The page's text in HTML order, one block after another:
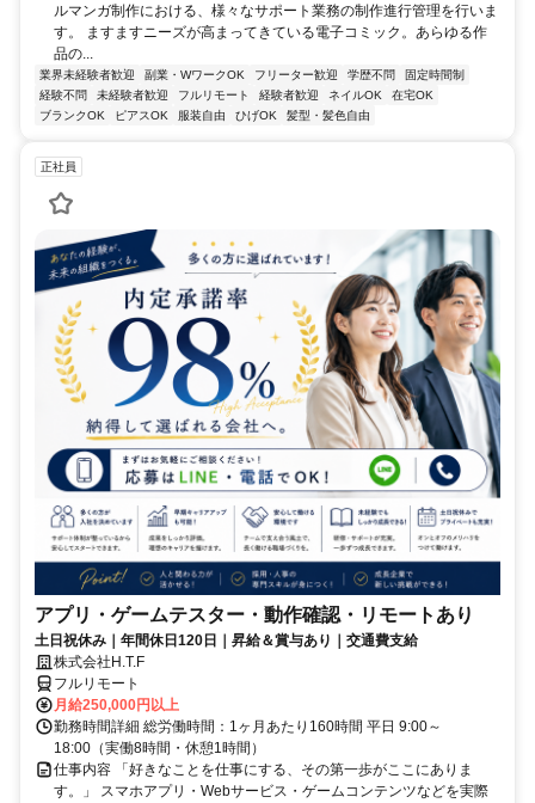
ルマンガ制作における、様々なサポート業務の制作進行管理を行いま
す。 ますますニーズが高まってきている電子コミック。あらゆる作
品の...
業界未経験者歓迎 副業・WワークOK フリーター歓迎 学歴不問
固定時間制
経験不問
未経験者歓迎 フルリモート 経験者歓迎 ネイルOK
在宅OK
ブランクOK
ピアスOK 服装自由 ひげOK 髪型・髪色自由
正社員
アプリ・ゲームテスター・動作確認・リモートあり
土日祝休み｜年間休日120日｜昇給＆賞与あり｜交通費支給
株式会社H.T.F
フルリモート
月給250,000円以上
勤務時間詳細 総労働時間：1ヶ月あたり160時間 平日 9:00～
18:00（実働8時間・休憩1時間）
仕事内容 「好きなことを仕事にする、その第一歩がここにありま
す。」 スマホアプリ・Webサービス・ゲームコンテンツなどを実際